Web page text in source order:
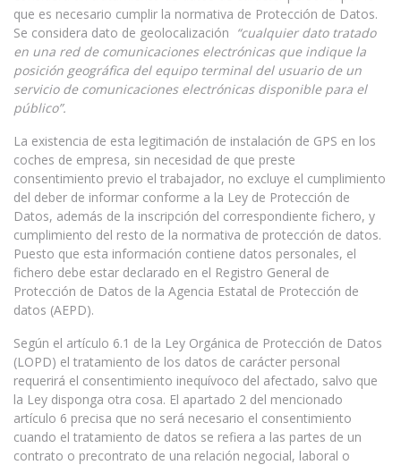
que es necesario cumplir la normativa de Protección de Datos.
Se considera dato de geolocalización “cualquier dato tratado
en una red de comunicaciones electrónicas que indique la
posición geográfica del equipo terminal del usuario de un
servicio de comunicaciones electrónicas disponible para el
público”.
La existencia de esta legitimación de instalación de GPS en los
coches de empresa, sin necesidad de que preste
consentimiento previo el trabajador, no excluye el cumplimiento
del deber de informar conforme a la Ley de Protección de
Datos, además de la inscripción del correspondiente fichero, y
cumplimiento del resto de la normativa de protección de datos.
Puesto que esta información contiene datos personales, el
fichero debe estar declarado en el Registro General de
Protección de Datos de la Agencia Estatal de Protección de
datos (AEPD).
Según el artículo 6.1 de la Ley Orgánica de Protección de Datos
(LOPD) el tratamiento de los datos de carácter personal
requerirá el consentimiento inequívoco del afectado, salvo que
la Ley disponga otra cosa. El apartado 2 del mencionado
artículo 6 precisa que no será necesario el consentimiento
cuando el tratamiento de datos se refiera a las partes de un
contrato o precontrato de una relación negocial, laboral o